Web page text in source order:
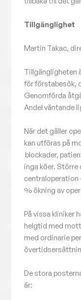
Tillgänglighet
Martin Takac,
Tillgängligheten
för förstabesök,
Genomförda
Andel väntande
När det gäller
kan utföras på
blockader,
inga köer. Större
centraloperation
% ökning av
På vissa kliniker
helgtid med
med ordinarie
De stora
är: